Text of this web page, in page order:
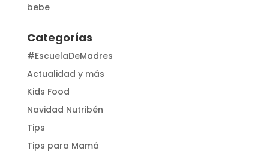
bebe
Categorías
#EscuelaDeMadres
Actualidad y más
Kids Food
Navidad Nutribén
Tips
Tips para Mamá